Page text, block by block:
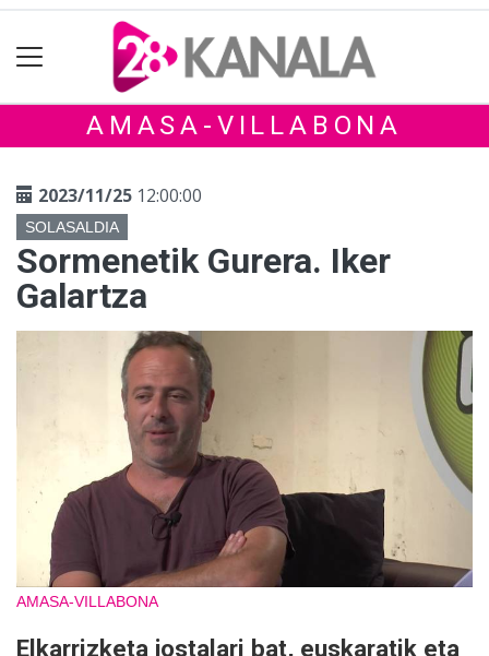
AMASA-VILLABONA
2023/11/25 12:00:00
SOLASALDIA
Sormenetik Gurera. Iker
Galartza
AMASA-VILLABONA
Elkarrizketa jostalari bat, euskaratik eta